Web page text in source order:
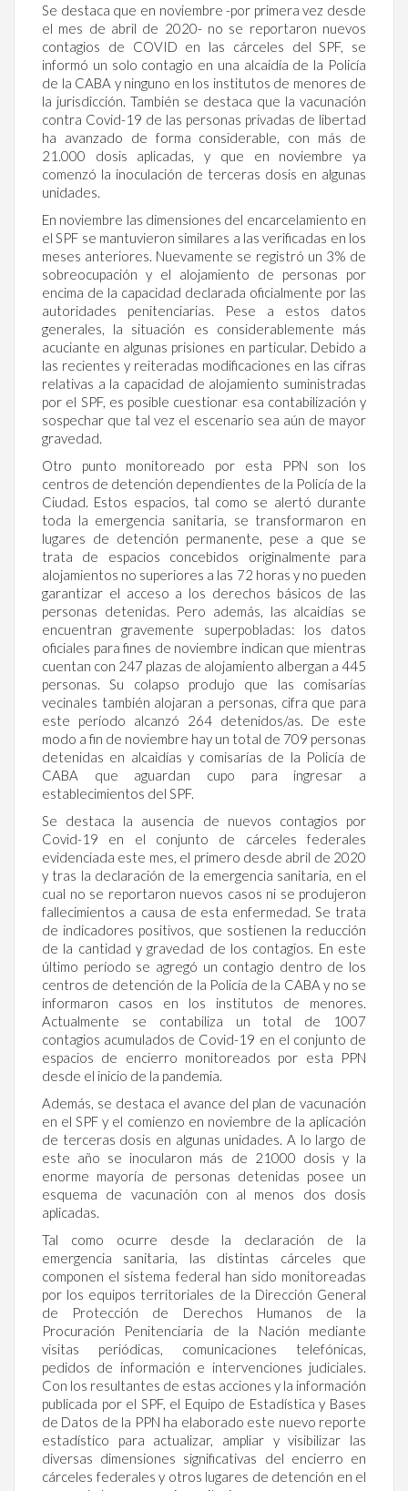
Se destaca que en noviembre -por primera vez desde
el mes de abril de 2020- no se reportaron nuevos
contagios de COVID en las cárceles del SPF, se
informó un solo contagio en una alcaidía de la Policía
de la CABA y ninguno en los institutos de menores de
la jurisdicción. También se destaca que la vacunación
contra Covid-19 de las personas privadas de libertad
ha avanzado de forma considerable, con más de
21.000 dosis aplicadas, y que en noviembre ya
comenzó la inoculación de terceras dosis en algunas
unidades.
En noviembre las dimensiones del encarcelamiento en
el SPF se mantuvieron similares a las verificadas en los
meses anteriores. Nuevamente se registró un 3% de
sobreocupación y el alojamiento de personas por
encima de la capacidad declarada oficialmente por las
autoridades penitenciarias. Pese a estos datos
generales, la situación es considerablemente más
acuciante en algunas prisiones en particular. Debido a
las recientes y reiteradas modificaciones en las cifras
relativas a la capacidad de alojamiento suministradas
por el SPF, es posible cuestionar esa contabilización y
sospechar que tal vez el escenario sea aún de mayor
gravedad.
Otro punto monitoreado por esta PPN son los
centros de detención dependientes de la Policía de la
Ciudad. Estos espacios, tal como se alertó durante
toda la emergencia sanitaria, se transformaron en
lugares de detención permanente, pese a que se
trata de espacios concebidos originalmente para
alojamientos no superiores a las 72 horas y no pueden
garantizar el acceso a los derechos básicos de las
personas detenidas. Pero además, las alcaidías se
encuentran gravemente superpobladas: los datos
oficiales para fines de noviembre indican que mientras
cuentan con 247 plazas de alojamiento albergan a 445
personas. Su colapso produjo que las comisarías
vecinales también alojaran a personas, cifra que para
este período alcanzó 264 detenidos/as. De este
modo a fin de noviembre hay un total de 709 personas
detenidas en alcaidías y comisarías de la Policía de
CABA que aguardan cupo para ingresar a
establecimientos del SPF.
Se destaca la ausencia de nuevos contagios por
Covid-19 en el conjunto de cárceles federales
evidenciada este mes, el primero desde abril de 2020
y tras la declaración de la emergencia sanitaria, en el
cual no se reportaron nuevos casos ni se produjeron
fallecimientos a causa de esta enfermedad. Se trata
de indicadores positivos, que sostienen la reducción
de la cantidad y gravedad de los contagios. En este
último período se agregó un contagio dentro de los
centros de detención de la Policía de la CABA y no se
informaron casos en los institutos de menores.
Actualmente se contabiliza un total de 1007
contagios acumulados de Covid-19 en el conjunto de
espacios de encierro monitoreados por esta PPN
desde el inicio de la pandemia.
Además, se destaca el avance del plan de vacunación
en el SPF y el comienzo en noviembre de la aplicación
de terceras dosis en algunas unidades. A lo largo de
este año se inocularon más de 21000 dosis y la
enorme mayoría de personas detenidas posee un
esquema de vacunación con al menos dos dosis
aplicadas.
Tal como ocurre desde la declaración de la
emergencia sanitaria, las distintas cárceles que
componen el sistema federal han sido monitoreadas
por los equipos territoriales de la Dirección General
de Protección de Derechos Humanos de la
Procuración Penitenciaria de la Nación mediante
visitas periódicas, comunicaciones telefónicas,
pedidos de información e intervenciones judiciales.
Con los resultantes de estas acciones y la información
publicada por el SPF, el Equipo de Estadística y Bases
de Datos de la PPN ha elaborado este nuevo reporte
estadístico para actualizar, ampliar y visibilizar las
diversas dimensiones significativas del encierro en
cárceles federales y otros lugares de detención en el